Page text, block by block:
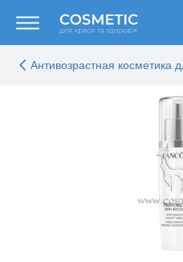
Антивозрастная косметика